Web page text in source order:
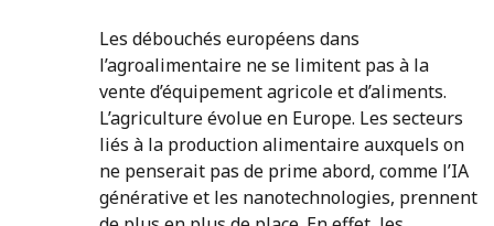
Les débouchés européens dans
l’agroalimentaire ne se limitent pas à la
vente d’équipement agricole et d’aliments.
L’agriculture évolue en Europe. Les secteurs
liés à la production alimentaire auxquels on
ne penserait pas de prime abord, comme l’IA
générative et les nanotechnologies, prennent